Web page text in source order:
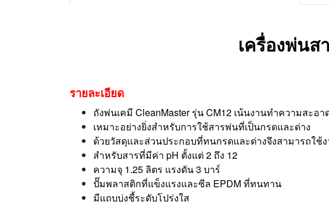
เครื่องพ่นส
รายละเอียด
ถังพ่นเคมี CleanMaster รุ่น CM12 เน้นงานทำความสะอ
เหมาะอย่างยิ่งสำหรับการใช้สารพ่นที่เป็นกรดและด่าง
ด้วยวัสดุและส่วนประกอบที่ทนกรดและด่างจึงสามารถใช้
สำหรับสารที่มีค่า pH ตั้งแต่ 2 ถึง 12
ความจุ 1.25 ลิตร แรงดัน 3 บาร์
ปั๊มพลาสติกที่แข็งแรงและซีล EPDM ที่ทนทาน
มีแถบบ่งชี้ระดับโปร่งใส